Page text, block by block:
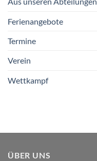
Ferienangebote
Termine
Verein
Wettkampf
ÜBER UNS